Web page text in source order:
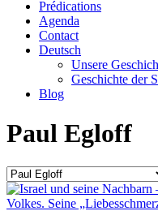
Prédications
Agenda
Contact
Deutsch
Unsere
Geschichte der
Blog
Paul Egloff